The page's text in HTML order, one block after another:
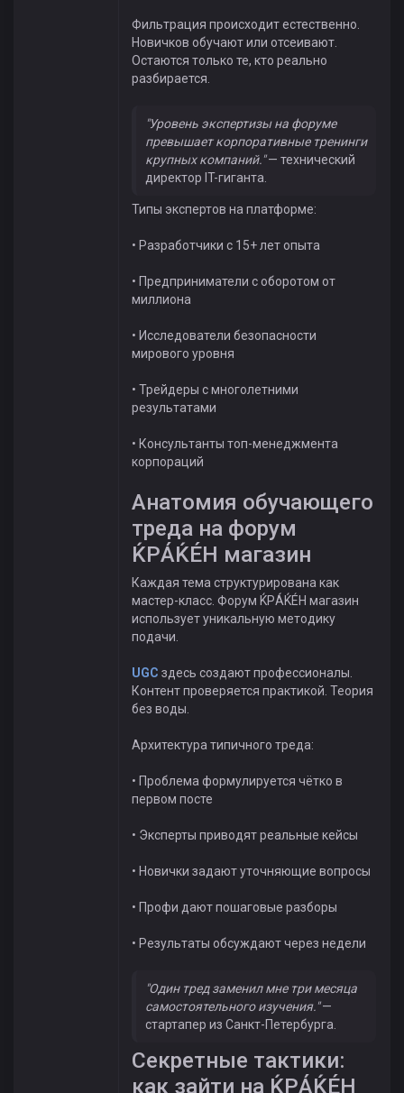
Фильтрация происходит естественно.
Новичков обучают или отсеивают.
Остаются только те, кто реально
разбирается.
"Уровень экспертизы на форуме
превышает корпоративные тренинги
крупных компаний."— технический
директор IT-гиганта.
Типы экспертов на платформе:
• Разработчики с 15+ лет опыта
• Предприниматели с оборотом от
миллиона
• Исследователи безопасности
мирового уровня
• Трейдеры с многолетними
результатами
• Консультанты топ-менеджмента
корпораций
Анатомия обучающего
треда на форум
ЌРÁЌÉH магазин
Каждая тема структурирована как
мастер-класс. Форум ЌРÁЌÉH магазин
использует уникальную методику
подачи.
UGC здесь создают профессионалы.
Контент проверяется практикой. Теория
без воды.
Архитектура типичного треда:
• Проблема формулируется чётко в
первом посте
• Эксперты приводят реальные кейсы
• Новички задают уточняющие вопросы
• Профи дают пошаговые разборы
• Результаты обсуждают через недели
"Один тред заменил мне три месяца
самостоятельного изучения."—
стартапер из Санкт-Петербурга.
Секретные тактики:
как зайти на ЌРÁЌÉH